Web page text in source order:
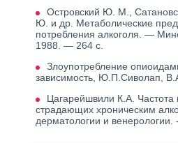
Островский Ю. М.,
Ю. и др. Метаболические
потребления алкоголя. —
1988. — 264 с.
Злоупотребление
зависимость, Ю.П.Сиволап,
Цагарейшвили К.А. Частота
страдающих хроническим
дерматологии и венерологии.